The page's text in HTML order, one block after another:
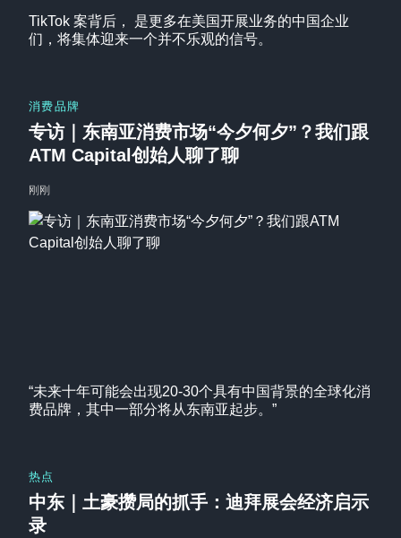
TikTok 案背后， 是更多在美国开展业务的中国企业
们，将集体迎来一个并不乐观的信号。
“未来十年可能会出现20-30个具有中国背景的全球化消
费品牌，其中一部分将从东南亚起步。”
消费品牌
专访｜东南亚消费市场“今夕何夕”？我们跟
ATM Capital创始人聊了聊
刚刚
热点
中东｜土豪攒局的抓手：迪拜展会经济启示
录